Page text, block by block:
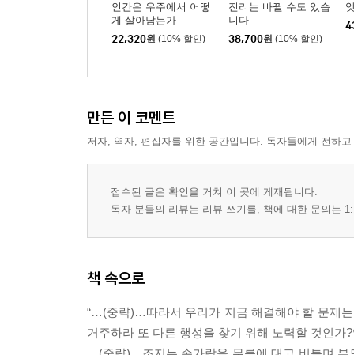
인간은 우주에서 어떻
게 살아남는가
22,320원 (10% 할인)
진리는 바뀔 수도 있습
니다
38,700원 (10% 할인)
만든 이 코멘트
저자, 역자, 편집자를 위한 공간입니다. 독자들에게 전하
접수된 글은 확인을 거쳐 이 곳에 게재됩니다.
독자 분들의 리뷰는 리뷰 쓰기를, 책에 대한 문의는
책 속으로
“…(중략)…따라서 우리가 지금 해결해야 할 문제
거주하라 또 다른 행성을 찾기 위해 노력할 것인가?